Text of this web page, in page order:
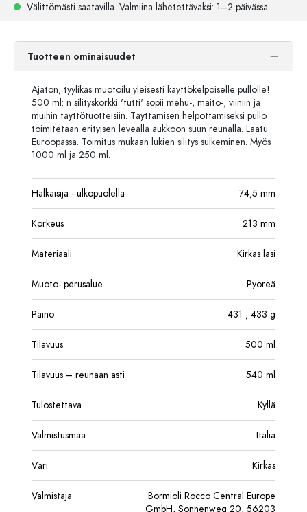
Välittömästi saatavilla. Valmiina lähetettäväksi: 1–2 päivässä
Tuotteen ominaisuudet
Ajaton, tyylikäs muotoilu yleisesti käyttökelpoiselle pullolle!
500 ml: n silityskorkki 'tutti' sopii mehu-, maito-, viiniin ja
muihin täyttötuotteisiin. Täyttämisen helpottamiseksi pullo
toimitetaan erityisen leveällä aukkoon suun reunalla. Laatu
Euroopassa. Toimitus mukaan lukien silitys sulkeminen. Myös
1000 ml ja 250 ml.
Halkaisija - ulkopuolella 74,5 mm
Korkeus 213 mm
Materiaali Kirkas lasi
Muoto- perusalue Pyöreä
Paino 431 , 433 g
Tilavuus 500 ml
Tilavuus – reunaan asti 540 ml
Tulostettava Kyllä
Valmistusmaa Italia
Väri Kirkas
Valmistaja
Bormioli Rocco Central Europe
GmbH, Sonnenweg 20, 56203